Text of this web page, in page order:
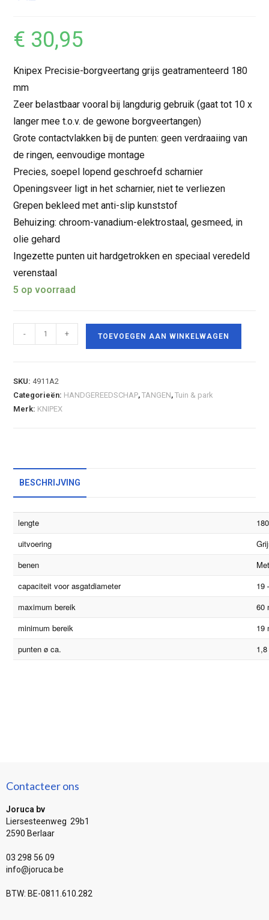
€ 30,95
Knipex Precisie-borgveertang grijs geatramenteerd 180
mm
Zeer belastbaar vooral bij langdurig gebruik (gaat tot 10 x
langer mee t.o.v. de gewone borgveertangen)
Grote contactvlakken bij de punten: geen verdraaiing van
de ringen, eenvoudige montage
Precies, soepel lopend geschroefd scharnier
Openingsveer ligt in het scharnier, niet te verliezen
Grepen bekleed met anti-slip kunststof
Behuizing: chroom-vanadium-elektrostaal, gesmeed, in
olie gehard
Ingezette punten uit hardgetrokken en speciaal veredeld
verenstaal
5 op voorraad
- + TOEVOEGEN AAN WINKELWAGEN
SKU:4911A2
Categorieën: HANDGEREEDSCHAP,TANGEN,Tuin & park
Merk: KNIPEX
BESCHRIJVING
lengte
uitvoering
benen
capaciteit voor asgatdiameter
19
maximum bereik
60
minimum bereik
19
punten ø ca.
Contacteer ons
Joruca bv
Liersesteenweg 29b1
2590 Berlaar
03 298 56 09
info@joruca.be
BTW: BE-0811.610.282